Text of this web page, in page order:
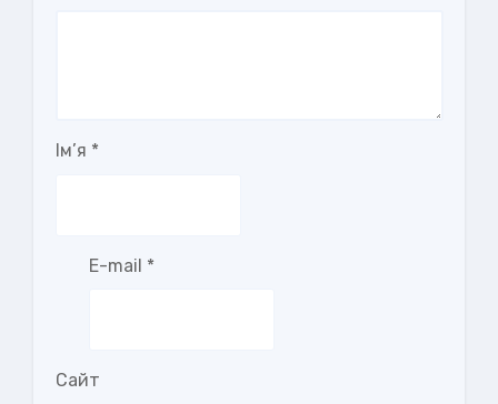
Ім’я *
E-mail *
Сайт